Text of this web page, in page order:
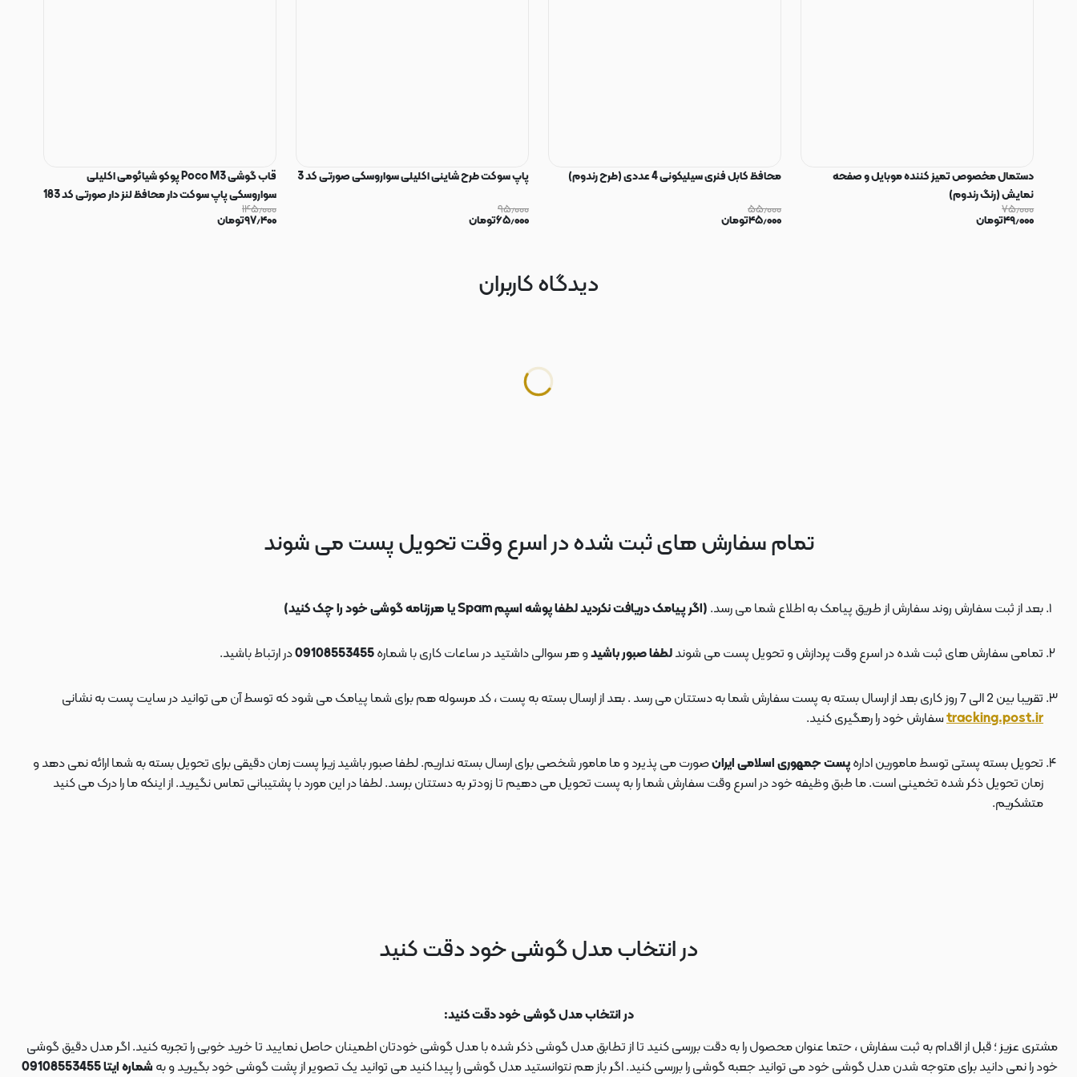
دستمال مخصوص تمیز کننده موبایل و صفحه
نمایش (رنگ رندوم)
۷۵٫۰۰۰
۴۹٫۰۰۰تومان
محافظ کابل فنری سیلیکونی 4 عددی (طرح رندوم)
۵۵٫۰۰۰
۴۵٫۰۰۰تومان
پاپ سوکت طرح شاینی اکلیلی سواروسکی صورتی کد 3
۹۵٫۰۰۰
۶۵٫۰۰۰تومان
قاب گوشی Poco M3 پوکو شیائومی اکلیلی
سواروسکی پاپ سوکت دار محافظ لنز دار صورتی کد 183
۱۴۵٫۰۰۰
۹۷٫۴۰۰تومان
دیدگاه کاربران
تمام سفارش های ثبت شده در اسرع وقت تحویل پست می شوند
بعد از ثبت سفارش روند سفارش از طریق پیامک به اطلاع شما می رسد. (اگر پیامک دریافت نکردید لطفا پوشه اسپم Spam یا هرزنامه گوشی خود را چک کنید)
تمامی سفارش های ثبت شده در اسرع وقت پردازش و تحویل پست می شوندلطفا صبور باشیدو هر سوالی داشتید در ساعات کاری با شماره در ارتباط باشید.
تقریبا بین 2 الی 7 روز کاری بعد از ارسال بسته به پست سفارش شما به دستتان می رسد . بعد از ارسال بسته به پست ، کد مرسوله هم برای شما پیامک می شود که توسط آن می توانید در سایت پست به نشانی
tracking.post.irسفارش خود را رهگیری کنید.
تحویل بسته پستی توسط مامورین ادارهپست جمهوری اسلامی ایرانصورت می پذیرد و ما مامور شخصی برای ارسال بسته نداریم. لطفا صبور باشید زیرا پست زمان دقیقی برای تحویل بسته به شما ارائه نمی دهد و
زمان تحویل ذکر شده تخمینی است. ما طبق وظیفه خود در اسرع وقت سفارش شما را به پست تحویل می دهیم تا زودتر به دستتان برسد. لطفا در این مورد با پشتیبانی تماس نگیرید. از اینکه ما را درک می کنید
متشکریم.
در انتخاب مدل گوشی خود دقت کنید
در انتخاب مدل گوشی خود دقت کنید:
مشتری عزیز ؛ قبل از اقدام به ثبت سفارش ، حتما عنوان محصول را به دقت بررسی کنید تا از تطابق مدل گوشی ذکر شده با مدل گوشی خودتان اطمینان حاصل نمایید تا خرید خوبی را تجربه کنید. اگر مدل دقیق گوشی
خود را نمی دانید برای متوجه شدن مدل گوشی خود می توانید جعبه گوشی را بررسی کنید. اگر باز هم نتوانستید مدل گوشی را پیدا کنید می توانید یک تصویر از پشت گوشی خود بگیرید و به شماره ایتا 09108553455